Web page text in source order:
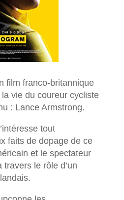
film franco-britannique
vie du coureur cycliste
: Lance Armstrong.
tout
faits de dopage de ce
et le spectateur
le rôle d’un